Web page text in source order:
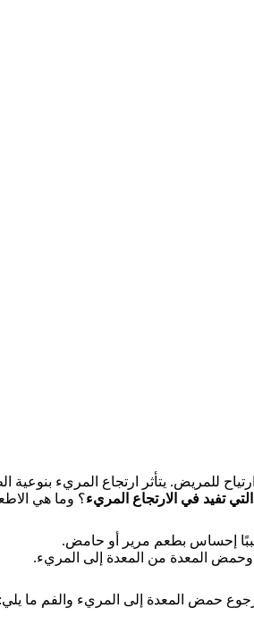
للمريض. يتأثر ارتجاع المريء
تفيد في الارتجاع المريء؟ وما هي
إحساس بطعم مرير أو حامض.
المعدة من المعدة إلى المريء.
حمض المعدة إلى المريء والفم ما يلي: